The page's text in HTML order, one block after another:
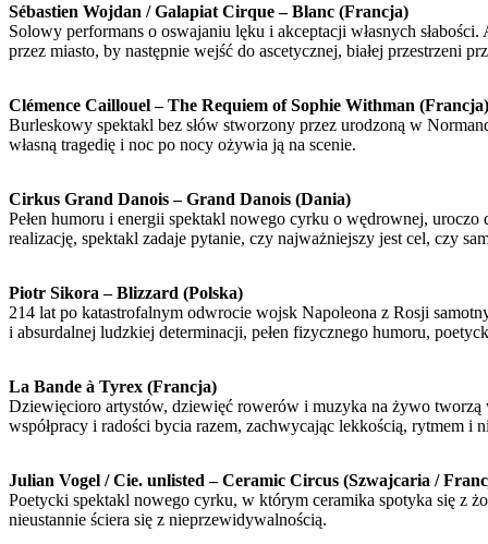
Sébastien Wojdan / Galapiat Cirque – Blanc (Francja)
Solowy performans o oswajaniu lęku i akceptacji własnych
przez miasto, by następnie wejść do ascetycznej, białej przestrzeni
Clémence Caillouel – The Requiem of Sophie Withman (Francja)
Burleskowy spektakl bez słów stworzony przez urodzoną w
własną tragedię i noc po nocy ożywia ją na scenie.
Cirkus Grand Danois – Grand Danois (Dania)
Pełen humoru i energii spektakl nowego cyrku o wędrownej,
realizację, spektakl zadaje pytanie, czy najważniejszy jest cel, czy
Piotr Sikora – Blizzard (Polska)
214 lat po katastrofalnym odwrocie wojsk Napoleona z Rosji
i absurdalnej ludzkiej determinacji, pełen fizycznego humoru,
La Bande à Tyrex (Francja)
Dziewięcioro artystów, dziewięć rowerów i muzyka na żywo tworzą
współpracy i radości bycia razem, zachwycając lekkością, rytmem i
Julian Vogel / Cie. unlisted – Ceramic Circus (Szwajcaria /
Poetycki spektakl nowego cyrku, w którym ceramika spotyka się z
nieustannie ściera się z nieprzewidywalnością.